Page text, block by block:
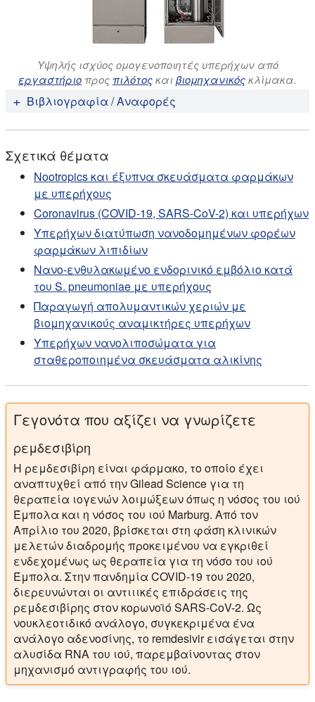
Υψηλής ισχύος ομογενοποιητές υπερήχων από
εργαστήριο προς πιλότοςκαι βιομηχανικόςκλίμακα.
Βιβλιογραφία / Αναφορές
Σχετικά θέματα
Nootropics και έξυπνα σκευάσματα φαρμάκων
με υπερήχους
Coronavirus (COVID-19, SARS-CoV-2) και υπερήχων
Υπερήχων διατύπωση νανοδομημένων φορέων
φαρμάκων λιπιδίων
Νανο-ενθυλακωμένο ενδορινικό εμβόλιο κατά
του S. pneumoniae με υπερήχους
Παραγωγή απολυμαντικών χεριών με
βιομηχανικούς αναμικτήρες υπερήχων
Υπερήχων νανολιποσώματα για
σταθεροποιημένα σκευάσματα αλικίνης
Γεγονότα που αξίζει να γνωρίζετε
ρεμδεσιβίρη
Η ρεμδεσιβίρη είναι φάρμακο, το οποίο έχει
αναπτυχθεί από την Gilead Science για τη
θεραπεία ιογενών λοιμώξεων όπως η νόσος του ιού
Έμπολα και η νόσος του ιού Marburg. Από τον
Απρίλιο του 2020, βρίσκεται στη φάση κλινικών
μελετών διαδρομής προκειμένου να εγκριθεί
ενδεχομένως ως θεραπεία για τη νόσο του ιού
Έμπολα. Στην πανδημία COVID-19 του 2020,
διερευνώνται οι αντιιικές επιδράσεις της
ρεμδεσιβίρης στον κορωνοϊό SARS-CoV-2. Ως
νουκλεοτιδικό ανάλογο, συγκεκριμένα ένα
ανάλογο αδενοσίνης, το remdesivir εισάγεται στην
αλυσίδα RNA του ιού, παρεμβαίνοντας στον
μηχανισμό αντιγραφής του ιού.